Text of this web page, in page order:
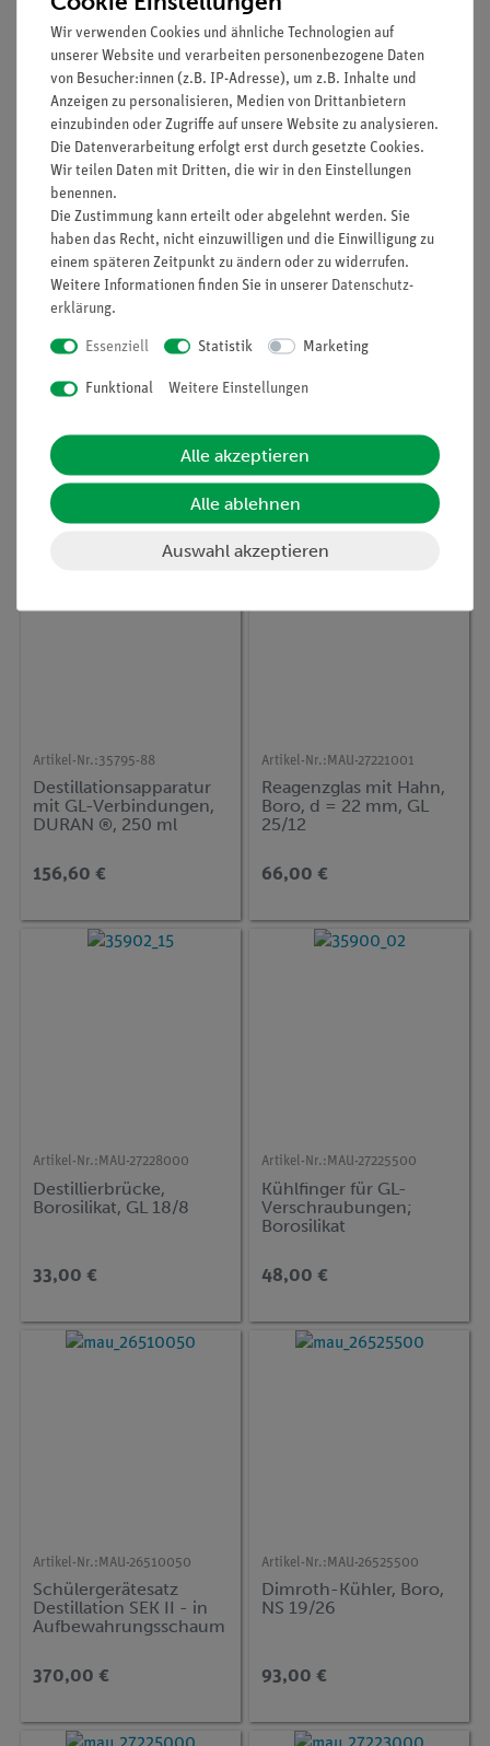
Hahn, Duran, NS 19
152,00 €
Duran®, NS 19/26
20,00 €
Aufsatz nach Soxhlet,
180,00 €
Schülergerätesatz
(inkl. Box & Deckel) mit
Gewindeverschraubun
gssystem GL
100,00 €
Artikel-Nr.:35795-88
Destillationsapparatur
mit GL-Verbindungen,
DURAN ®, 250 ml
156,60 €
Artikel-Nr.: MAU-27221001
Reagenzglas mit Hahn,
Boro, d = 22 mm, GL
25/12
66,00 €
Artikel-Nr.: MAU-27228000
Destillierbrücke,
Borosilikat, GL 18/8
33,00 €
Artikel-Nr.: MAU-27225500
Kühlfinger für GL-
Verschraubungen;
Borosilikat
48,00 €
Artikel-Nr.: MAU-26510050
Schülergerätesatz
Destillation SEK II - in
Aufbewahrungsschaum
NS 19/26
370,00 €
Artikel-Nr.: MAU-26525500
Dimroth-Kühler, Boro,
NS 19/26
93,00 €
Wir verwenden Cookies und ähnliche Technologien auf
unserer Website und verarbeiten personenbezogene Daten
von Besucher:innen (z.B. IP-Adresse), um z.B. Inhalte und
Anzeigen zu personalisieren, Medien von Drittanbietern
einzubinden oder Zugriffe auf unsere Website zu analysieren.
Die Datenverarbeitung erfolgt erst durch gesetzte Cookies.
Wir teilen Daten mit Dritten, die wir in den Einstellungen
benennen.
Die Zustimmung kann erteilt oder abgelehnt werden. Sie
haben das Recht, nicht einzuwilligen und die Einwilligung zu
einem späteren Zeitpunkt zu ändern oder zu widerrufen.
Weitere Informationen finden Sie in unserer Daten­schutz­
erklärung.
Essenziell Statistik Marketing
Funktional Weitere Einstellungen
Alle akzeptieren
Alle ablehnen
Auswahl akzeptieren